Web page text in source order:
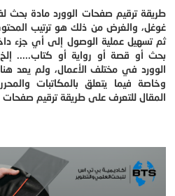
طريقة ترقيم صفحات الوورد مادة بحث
غوغل، والغرض من ذلك هو ترتيب
ثم تسهيل عملية الوصول إلى أي جزء
بحث أو قصة أو رواية أو كتاب..... إلخ،
الوورد في مختلف الأعمال، ولم يعد
وخاصة فيما يتعلق بالمكاتبات
المقال للتعرف على طريقة ترقيم صفحات